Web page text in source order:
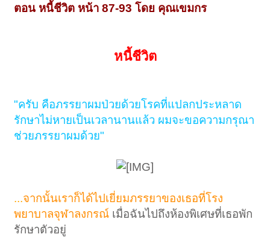
ตอน หนี้ชีวิต หน้า 87-93 โดย คุณเขมกร
หนี้ชีวิต
"ครับ คือภรรยาผมป่วยด้วยโรคที่แปลกประหลาด
รักษาไม่หายเป็นเวลานานแล้ว ผมจะขอความกรุณา
ช่วยภรรยาผมด้วย"
...จากนั้นเราก็ได้ไปเยี่ยมภรรยาของเธอที่โรง
พยาบาลจุฬาลงกรณ์ เมื่อฉันไปถึงห้องพิเศษที่เธอพัก
รักษาตัวอยู่